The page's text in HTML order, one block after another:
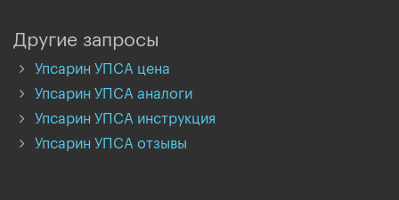
Другие запросы
Упсарин УПСА цена
Упсарин УПСА аналоги
Упсарин УПСА инструкция
Упсарин УПСА отзывы